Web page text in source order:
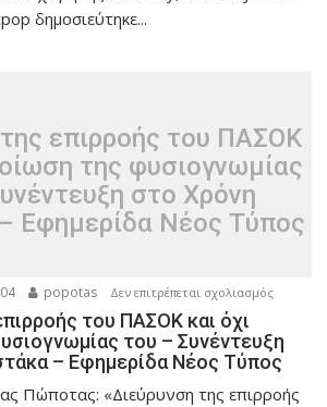
δημοσιεύτηκε...
επιρροής του ΠΑΣΟK
της φυσιογνωμίας
στο Χρόνη
Εφημερίδα Νέος Τύπος
popotas Δεν επιτρέπεται σχολιασμόςστο
της
επιρροής
του
του ΠΑΣΟK και όχι
του – Συνέντευξη
– Εφημερίδα Νέος Τύπος
Πώποτας: «Διεύρυνση της επιρροής